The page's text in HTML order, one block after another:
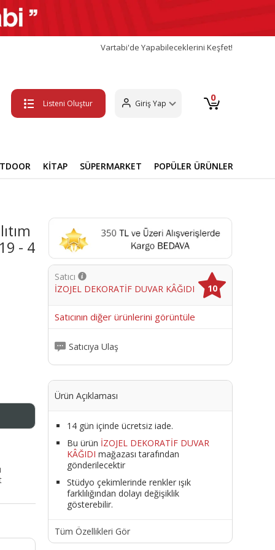
Vartabi'de Yapabileceklerini Keşfet!
Listeni Oluştur Giriş Yap 0
KİTAP SÜPERMARKET POPÜLER ÜRÜNLER
- 4
Satıcı
İZOJEL DEKORATİF DUVAR KÂĞIDI
10
Satıcının diğer ürünlerini görüntüle
Satıcıya Ulaş
Ürün Açıklaması
14 gün içinde ücretsiz iade.
Bu ürün İZOJEL DEKORATİF DUVAR
KÂĞIDI mağazası tarafından
gönderilecektir
Stüdyo çekimlerinde renkler ışık
farklılığından dolayı değişiklik
gösterebilir.
Tüm Özellikleri Gör